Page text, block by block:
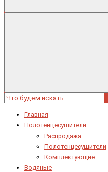
Главная
Полотенцесушители
Распродажа
Полотенцесушители
Комплектующие
Водяные